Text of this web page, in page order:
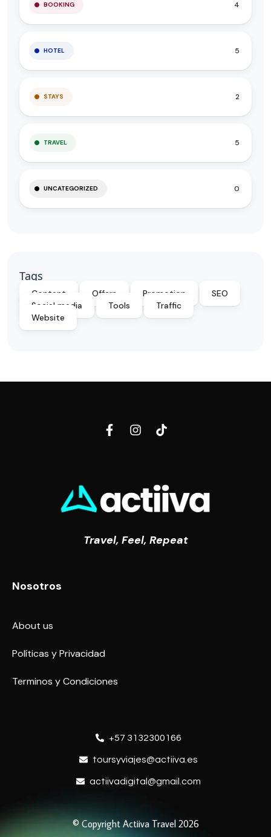
BOOKING 4
HOTEL 5
STAYS 2
TRAVEL 5
UNCATEGORIZED 0
Tags
Content Offers Promotion
SEO
Social media
Tools
Traffic
Website
Travel, Feel, Repeat
Nosotros
About us
Políticas y Privacidad
Terminos y Condiciones
+57 3132300166
toursyviajes@actiiva.es
actiivadigital@gmail.com
© Copyright Actiiva Travel 2026